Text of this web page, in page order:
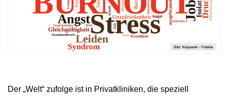
Der „Welt“ zufolge ist in Privatkliniken, die speziell